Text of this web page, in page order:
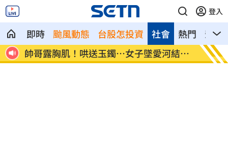
登入
即時 颱風動態 台股怎投資 熱門 影音
社會
在
帥哥露胸肌！哄送玉鐲…女子墜愛河結局
曝
藍白
義？